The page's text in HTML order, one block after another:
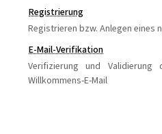
Registrierung
Registrieren bzw. Anlegen eines
E-Mail-Verifikation
Verifizierung und
Willkommens-E-Mail